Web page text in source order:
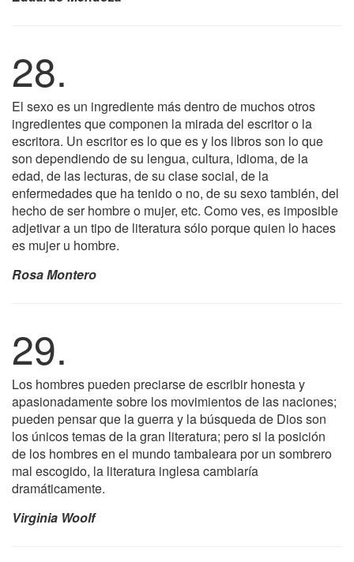
28.
El sexo es un ingrediente más dentro de muchos otros
ingredientes que componen la mirada del escritor o la
escritora. Un escritor es lo que es y los libros son lo que
son dependiendo de su lengua, cultura, idioma, de la
edad, de las lecturas, de su clase social, de la
enfermedades que ha tenido o no, de su sexo también, del
hecho de ser hombre o mujer, etc. Como ves, es imposible
adjetivar a un tipo de literatura sólo porque quien lo haces
es mujer u hombre.
Rosa Montero
29.
Los hombres pueden preciarse de escribir honesta y
apasionadamente sobre los movimientos de las naciones;
pueden pensar que la guerra y la búsqueda de Dios son
los únicos temas de la gran literatura; pero si la posición
de los hombres en el mundo tambaleara por un sombrero
mal escogido, la literatura inglesa cambiaría
dramáticamente.
Virginia Woolf